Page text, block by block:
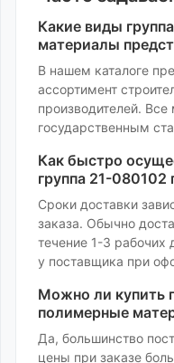
Какие виды
материалы
В нашем каталоге
ассортимент
производителей.
государственным
Как быстро
группа 21-
Сроки доставки
заказа. Обычно
течение 1-3 рабочих
у поставщика при
Можно ли купить
полимерные
Да, большинство
цены при заказе